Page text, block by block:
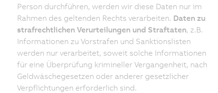
Person durchführen, werden wir diese Daten nur im
Rahmen des geltenden Rechts verarbeiten. Daten zu
strafrechtlichen Verurteilungen und Straftaten, z.B.
Informationen zu Vorstrafen und Sanktionslisten
werden nur verarbeitet, soweit solche Informationen
für eine Überprüfung krimineller Vergangenheit, nach
Geldwäschegesetzen oder anderer gesetzlicher
Verpflichtungen erforderlich sind.